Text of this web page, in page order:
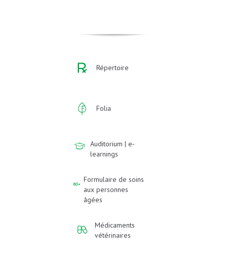
Répertoire
Folia
Auditorium | e-
learnings
Formulaire de soins
aux personnes
âgées
Médicaments
vétérinaires